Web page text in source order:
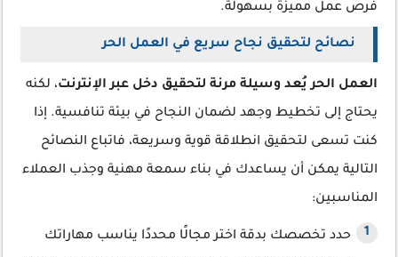
فرص عمل مميزة بسهولة.
نصائح لتحقيق نجاح سريع في العمل الحر
العمل الحر يُعد وسيلة مرنة لتحقيق دخل عبر الإنترنت، لكنه
يحتاج إلى تخطيط وجهد لضمان النجاح في بيئة تنافسية. إذا
كنت تسعى لتحقيق انطلاقة قوية وسريعة، فاتباع النصائح
التالية يمكن أن يساعدك في بناء سمعة مهنية وجذب العملاء
المناسبين:
حدد تخصصك بدقة اختر مجالًا محددًا يناسب مهاراتك